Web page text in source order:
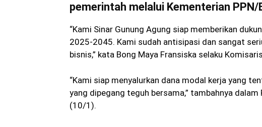
pemerintah melalui Kementerian PPN/
“Kami Sinar Gunung Agung siap memberikan
2025-2045. Kami sudah antisipasi dan sangat
bisnis,” kata Bong Maya Fransiska selaku
“Kami siap menyalurkan dana modal kerja yang
yang dipegang teguh bersama,” tambahnya
(10/1).